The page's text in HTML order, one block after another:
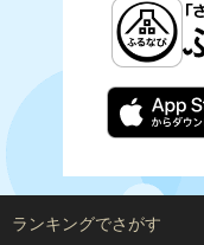
ランキングでさがす